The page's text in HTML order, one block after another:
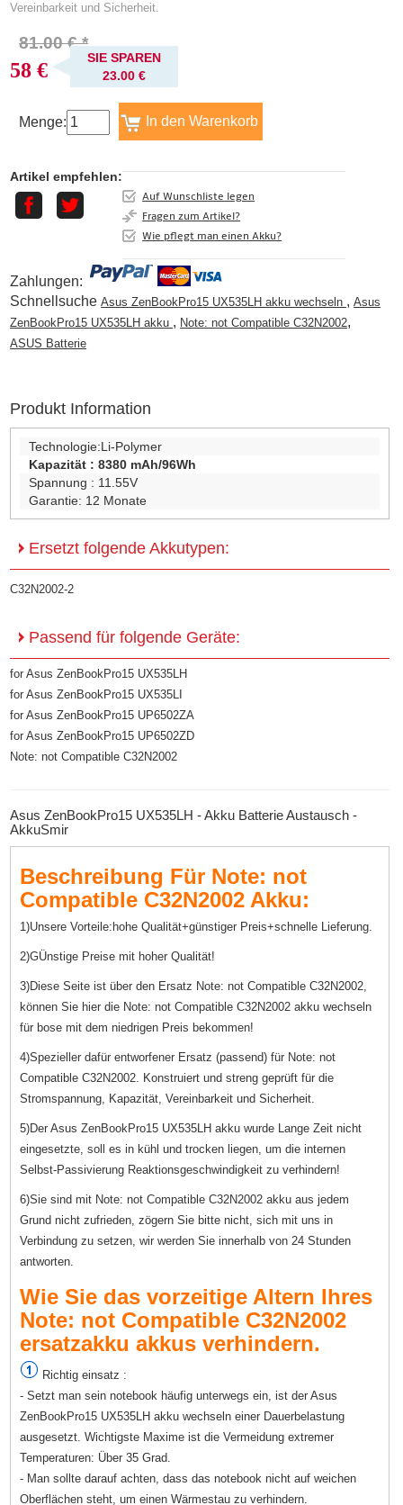
Vereinbarkeit und Sicherheit.
81.00 € *
58 €
SIE SPAREN
23.00 €
Menge:
Artikel empfehlen:
Auf Wunschliste legen
Fragen zum Artikel?
Wie pflegt man einen Akku?
Zahlungen:
SchnellsucheAsus ZenBookPro15 UX535LH akku wechseln ,Asus
ZenBookPro15 UX535LH akku , Note: not Compatible C32N2002,
ASUS Batterie
Produkt Information
Technologie:Li-Polymer
Kapazität :8380 mAh/96Wh
Spannung : 11.55V
Garantie: 12 Monate
Ersetzt folgende Akkutypen:
C32N2002-2
Passend für folgende Geräte:
for Asus ZenBookPro15 UX535LH
for Asus ZenBookPro15 UX535LI
for Asus ZenBookPro15 UP6502ZA
for Asus ZenBookPro15 UP6502ZD
Note: not Compatible C32N2002
Asus ZenBookPro15 UX535LH - Akku Batterie Austausch -
AkkuSmir
Beschreibung Für Note: not
Compatible C32N2002 Akku:
1)Unsere Vorteile:hohe Qualität+günstiger Preis+schnelle Lieferung.
2)GÜnstige Preise mit hoher Qualität!
3)Diese Seite ist über den Ersatz Note: not Compatible C32N2002,
können Sie hier die Note: not Compatible C32N2002 akku wechseln
für bose mit dem niedrigen Preis bekommen!
4)Spezieller dafür entworfener Ersatz (passend) für Note: not
Compatible C32N2002. Konstruiert und streng geprüft für die
Stromspannung, Kapazität, Vereinbarkeit und Sicherheit.
5)Der Asus ZenBookPro15 UX535LH akku wurde Lange Zeit nicht
eingesetzte, soll es in kühl und trocken liegen, um die internen
Selbst-Passivierung Reaktionsgeschwindigkeit zu verhindern!
6)Sie sind mit Note: not Compatible C32N2002 akku aus jedem
Grund nicht zufrieden, zögern Sie bitte nicht, sich mit uns in
Verbindung zu setzen, wir werden Sie innerhalb von 24 Stunden
antworten.
Wie Sie das vorzeitige Altern Ihres
Note: not Compatible C32N2002
ersatzakku akkus verhindern.
Richtig einsatz :
- Setzt man sein notebook häufig unterwegs ein, ist der Asus
ZenBookPro15 UX535LH akku wechseln einer Dauerbelastung
ausgesetzt. Wichtigste Maxime ist die Vermeidung extremer
Temperaturen: Über 35 Grad.
- Man sollte darauf achten, dass das notebook nicht auf weichen
Oberflächen steht, um einen Wärmestau zu verhindern.